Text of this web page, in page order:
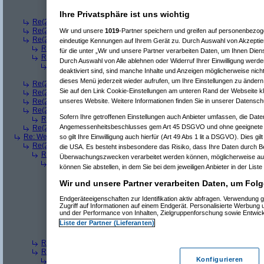
Re(8): Welches ETWAS hab ihr bekommen..
Re(2): Welches ETWAS hab ihr bekommen..
Re(2): Welches ETWAS hab ihr bekommen.. (Roliam 23.12.2008,
Re(2): Welches ETWAS hab ihr bekommen..( bart99 am 23.12.2008,
Re(3): Welches ETWAS hab ihr bekommen..(playazam 23.12.2008,
Re(3): Welches ETWAS hab ihr bekommen..
monster23
am
am
Re(5): Welches ETWAS hab ihr bekommen..(monster23am
Re(2): Welches ETWAS hab ihr bekommen..(femaleam 23.12.2008,
Re(2): Welches ETWAS hab ihr bekommen..(User6465am
Re(2): Welches ETWAS hab ihr bekommen.. (playazam 23.12.2008,
Re(2): Welches ETWAS hab ihr bekommen..
Re(3): Welches ETWAS hab ihr bekommen..(monster23am
Re(2): Welches ETWAS hab ihr bekommen..( User284am 23.12.2008,
Re: Welches ETWAS hab ihr bekommen..(Diallam 23.12.2008, 09:01:20)
Re(2): Welches ETWAS hab ihr bekommen..(ddrobescham
Re(3): Welches ETWAS hab ihr bekommen..(q.e.d.am 23.12.2008,
Re(4): Welches ETWAS hab ihr bekommen..( Games2Game
am
Re(5): Welches ETWAS hab ihr bekommen..
Re(6): Welches ETWAS hab ihr bekommen..(q.e.d.am
am
Re(6): Welches ETWAS hab ihr bekommen..(Games2Game
Re(7): Welches ETWAS hab ihr bekommen..(q.e.d.am
Re(8): Welches ETWAS hab ihr bekommen..(
Re(9): Welches ETWAS hab ihr bekommen..
Re(3): Welches ETWAS hab ihr bekommen..
Re(3): Welches ETWAS hab ihr bekommen..
am
(Games2Game
Ihre Privatsphäre ist uns wichtig
Wir und unsere 1019-Partner speichern und greifen auf
eindeutige Kennungen auf Ihrem Gerät zu. Durch Auswahl von
für die unter „Wir und unsere Partner verarbeiten Daten, um Ihnen
Durch Auswahl von Alle ablehnen oder Widerruf Ihrer Einwilligung
deaktiviert sind, sind manche Inhalte und Anzeigen möglicherweise
dieses Menü jederzeit wieder aufrufen, um Ihre Einstellungen zu
Sie auf den Link Cookie-Einstellungen am unteren Rand der Webseite
unseres Website. Weitere Informationen finden Sie in unserer
Sofern Ihre getroffenen Einstellungen auch Anbieter umfassen, die
Angemessenheitsbeschlusses gem Art 45 DSGVO und ohne
so gilt Ihre Einwilligung auch hierfür (Art 49 Abs 1 lit a DSGVO). Dies
die USA. Es besteht insbesondere das Risiko, dass Ihre Daten durch
Überwachungszwecken verarbeitet werden können, möglicherweise
können Sie abstellen, in dem Sie bei dem jeweiligen Anbieter in der
Wir und unsere Partner verarbeiten Daten, um
Endgeräteeigenschaften zur Identifikation aktiv abfragen. Verwendung
Zugriff auf Informationen auf einem Endgerät. Personalisierte Werbung
und der Performance von Inhalten, Zielgruppenforschung sowie
Liste der Partner (Lieferanten)
Konfigurieren